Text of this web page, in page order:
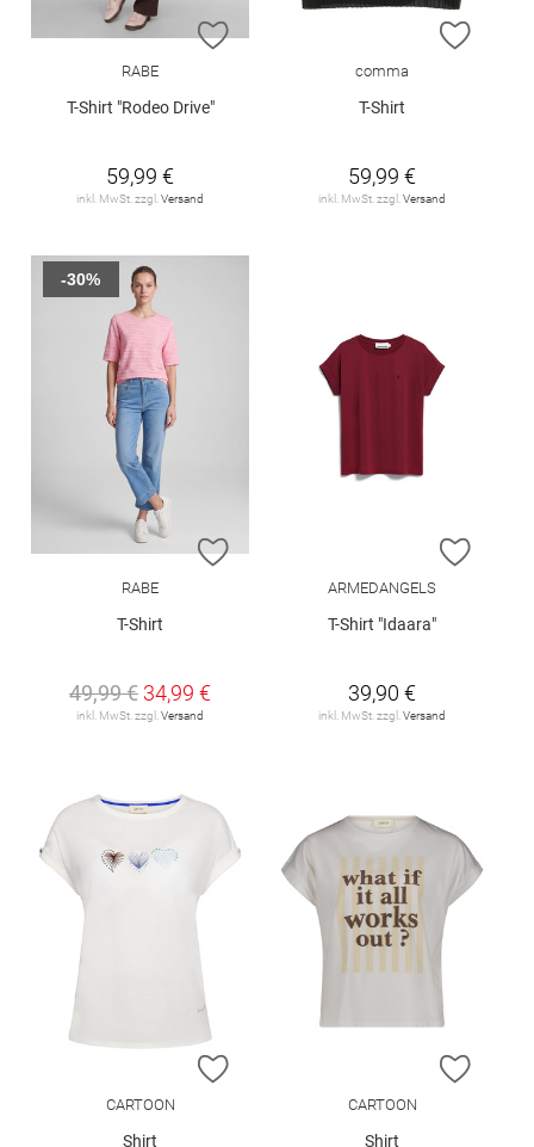
ZUR WUNSCHLISTE HINZUFÜGEN
RABE
T-Shirt "Rodeo Drive"
59,99 €
inkl. MwSt. zzgl. Versand
ZUR
comma
T-Shirt
59,99 €
inkl. MwSt. zzgl. Versand
ZUR WUNSCHLISTE HINZUFÜGEN
RABE
T-Shirt
49,99 € 34,99 €
inkl. MwSt. zzgl. Versand
-30%
ZUR
ARMEDANGELS
T-Shirt "Idaara"
39,90 €
inkl. MwSt. zzgl. Versand
ZUR WUNSCHLISTE HINZUFÜGEN
CARTOON
Shirt
ZUR
CARTOON
Shirt